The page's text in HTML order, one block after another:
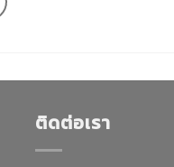
ติดต่อเรา